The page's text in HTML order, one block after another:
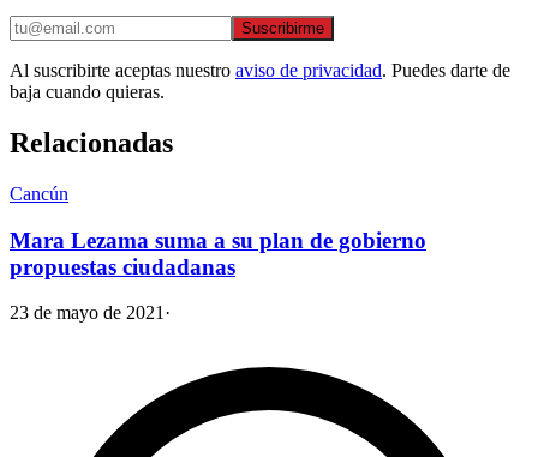
Suscribirme
Al suscribirte aceptas nuestro aviso de privacidad. Puedes darte de
baja cuando quieras.
Relacionadas
Cancún
Mara Lezama suma a su plan de gobierno
propuestas ciudadanas
23 de mayo de 2021 ·